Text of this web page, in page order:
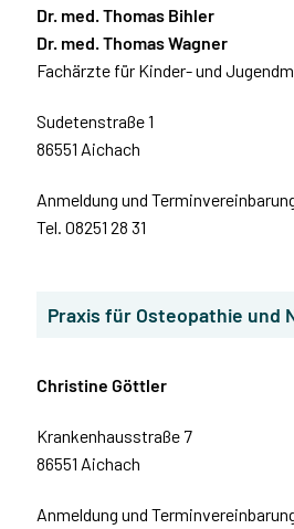
Dr. med. Thomas Bihler
Dr. med. Thomas Wagner
Fachärzte für Kinder- und
Sudetenstraße 1
86551 Aichach
Anmeldung und
Tel. 08251 28 31
Praxis für Osteopathie und
Christine Göttler
Krankenhausstraße 7
86551 Aichach
Anmeldung und